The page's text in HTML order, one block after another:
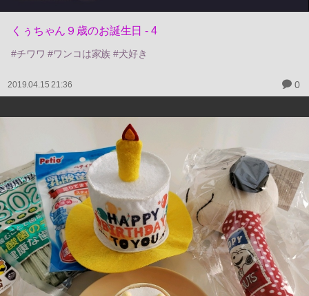
くぅちゃん９歳のお誕生日 - 4
#チワワ #ワンコは家族 #犬好き
2019.04.15 21:36 0